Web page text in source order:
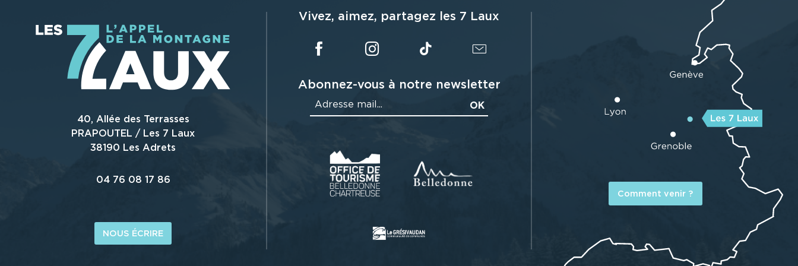
40, Allée des Terrasses
PRAPOUTEL / Les 7 Laux
38190 Les Adrets
04 76 08 17 86
NOUS ÉCRIRE
Vivez, aimez, partagez les 7 Laux
Abonnez-vous à notre newsletter
Comment venir ?